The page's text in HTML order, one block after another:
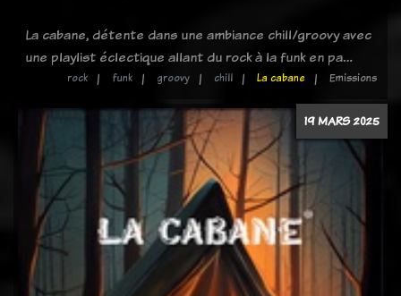
La cabane, détente dans une ambiance chill/groovy avec
une playlist éclectique allant du rock à la funk en pa…
rock funk groovy chill La cabane Emissions
19 MARS 2025